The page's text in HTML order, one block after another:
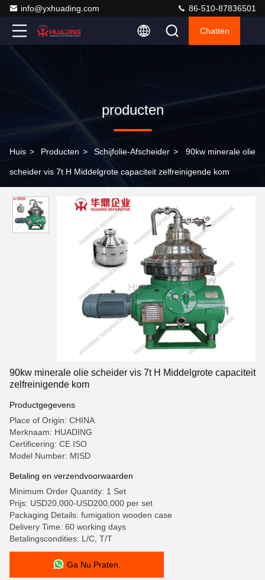
info@yxhuading.com 86-510-87836501
Chatten
producten
Huis > Producten > Schijfolie-Afscheider > 90kw minerale olie
scheider vis 7t H Middelgrote capaciteit zelfreinigende kom
90kw minerale olie scheider vis 7t H Middelgrote capaciteit
zelfreinigende kom
Productgegevens
Place of Origin: CHINA
Merknaam: HUADING
Certificering: CE ISO
Model Number: MISD
Betaling en verzendvoorwaarden
Minimum Order Quantity: 1 Set
Prijs: USD20,000-USD200,000 per set
Packaging Details: fumigation wooden case
Delivery Time: 60 working days
Betalingscondities: L/C, T/T
Ga Nu Praten.